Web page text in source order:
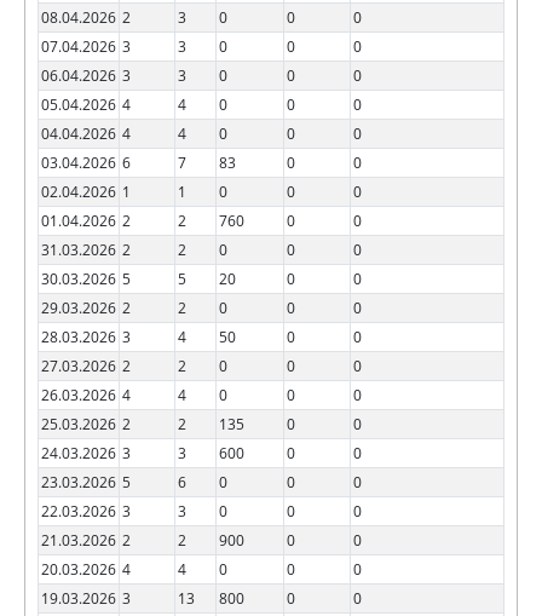
08.04.2026 2 3 0 0
0
07.04.2026 3 3 0 0
0
06.04.2026 3 3 0 0
0
05.04.2026 4 4 0 0
0
04.04.2026 4 4 0 0
0
03.04.2026 6 7 83 0
0
02.04.2026 1 1 0 0
0
01.04.2026 2 2 760 0
0
31.03.2026 2 2 0 0
0
30.03.2026 5 5 20 0
0
29.03.2026 2 2 0 0
0
28.03.2026 3 4 50 0
0
27.03.2026 2 2 0 0
0
26.03.2026 4 4 0 0
0
25.03.2026 2 2 135 0
0
24.03.2026 3 3 600 0
0
23.03.2026 5 6 0 0
0
22.03.2026 3 3 0 0
0
21.03.2026 2 2 900 0
0
20.03.2026 4 4 0 0
0
19.03.2026 3 13 800 0
0